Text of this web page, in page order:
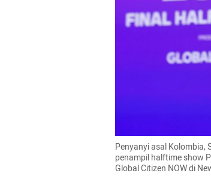
Penyanyi asal
penampil halftime show
Global Citizen NOW di